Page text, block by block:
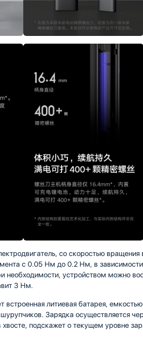
со скоростью
с 0.05 Нм до 0.2 Нм, в
необходимости, устройством можно
3 Нм.
встроенная литиевая батарея,
Зарядка осуществляется
подскажет о текущем уровне